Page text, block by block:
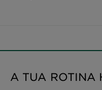
A TUA ROTINA